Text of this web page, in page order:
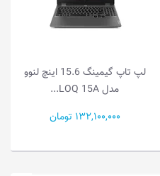
لپ تاپ گیمینگ 15.6 اینچ لنوو
مدل LOQ 15A...
132,100,000 تومان